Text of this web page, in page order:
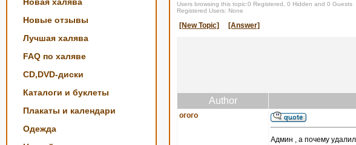
Новые отзывы
Лучшая халява
FAQ по халяве
CD,DVD-диски
Каталоги и буклеты
Плакаты и календари
Одежда
Users browsing this topic:0 Registered, 0 Hidden and 0 Guests
Registered Users: None
[New Topic] [Answer]
Author
огого
Админ , а почему